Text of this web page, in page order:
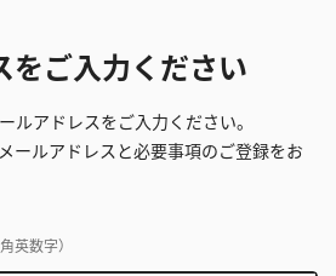
をご入力ください
ルアドレスをご入力ください。
ールアドレスと必要事項のご登録をお
角英数字）